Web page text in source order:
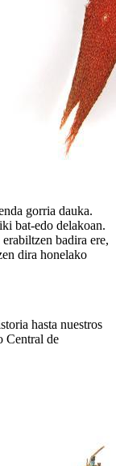
gorria dauka.
bat-edo delakoan.
badira ere,
dira honelako
hasta nuestros
Central de